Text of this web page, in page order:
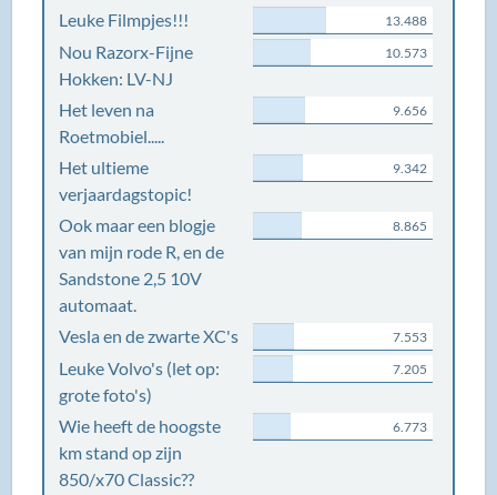
Leuke Filmpjes!!! 13.488
Nou Razorx-Fijne
Hokken: LV-NJ
10.573
Het leven na
Roetmobiel.....
9.656
Het ultieme
verjaardagstopic!
9.342
Ook maar een blogje
van mijn rode R, en de
Sandstone 2,5 10V
automaat.
8.865
Vesla en de zwarte XC's 7.553
Leuke Volvo's (let op:
grote foto's)
7.205
Wie heeft de hoogste
km stand op zijn
850/x70 Classic??
6.773